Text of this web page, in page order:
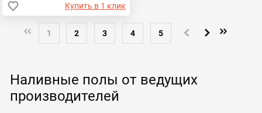
Купить в 1 клик
1 2 3 4 5
Наливные полы от ведущих
производителей